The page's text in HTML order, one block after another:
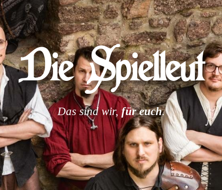
Die Spielleut
Das sind wir, für euch.